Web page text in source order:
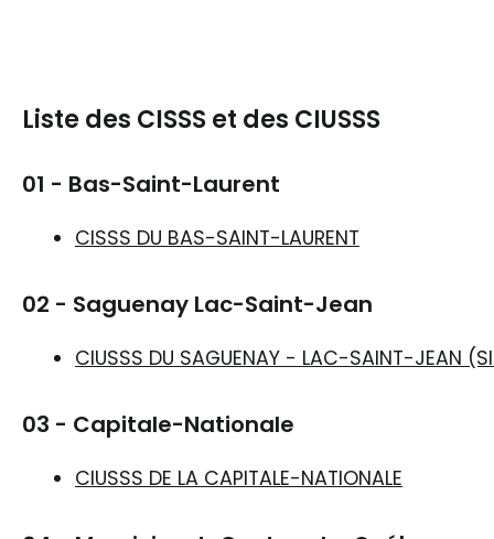
Liste des CISSS et des CIUSSS
01 - Bas-Saint-Laurent
CISSS DU BAS-SAINT-LAURENT
02 - Saguenay Lac-Saint-Jean
CIUSSS DU SAGUENAY - LAC-SAINT-JEAN
03 - Capitale-Nationale
CIUSSS DE LA CAPITALE-NATIONALE